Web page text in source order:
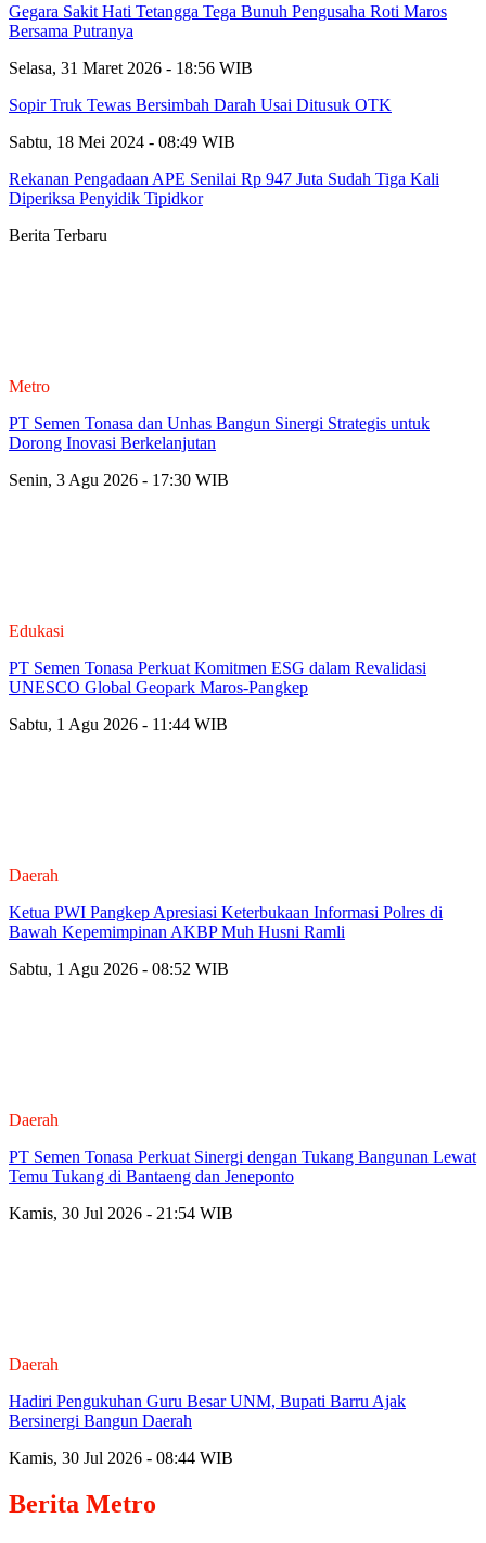
Gegara Sakit Hati Tetangga Tega Bunuh Pengusaha Roti Maros
Bersama Putranya
Selasa, 31 Maret 2026 - 18:56 WIB
Sopir Truk Tewas Bersimbah Darah Usai Ditusuk OTK
Sabtu, 18 Mei 2024 - 08:49 WIB
Rekanan Pengadaan APE Senilai Rp 947 Juta Sudah Tiga Kali
Diperiksa Penyidik Tipidkor
Berita Terbaru
Metro
PT Semen Tonasa dan Unhas Bangun Sinergi Strategis untuk
Dorong Inovasi Berkelanjutan
Senin, 3 Agu 2026 - 17:30 WIB
Edukasi
PT Semen Tonasa Perkuat Komitmen ESG dalam Revalidasi
UNESCO Global Geopark Maros-Pangkep
Sabtu, 1 Agu 2026 - 11:44 WIB
Daerah
Ketua PWI Pangkep Apresiasi Keterbukaan Informasi Polres di
Bawah Kepemimpinan AKBP Muh Husni Ramli
Sabtu, 1 Agu 2026 - 08:52 WIB
Daerah
PT Semen Tonasa Perkuat Sinergi dengan Tukang Bangunan Lewat
Temu Tukang di Bantaeng dan Jeneponto
Kamis, 30 Jul 2026 - 21:54 WIB
Daerah
Hadiri Pengukuhan Guru Besar UNM, Bupati Barru Ajak
Bersinergi Bangun Daerah
Kamis, 30 Jul 2026 - 08:44 WIB
Berita Metro